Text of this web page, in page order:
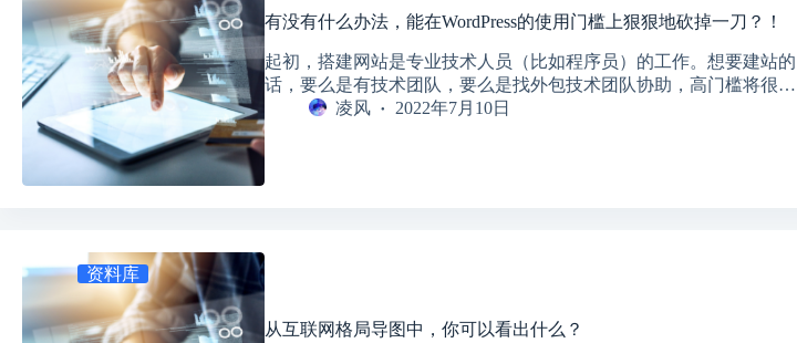
有没有什么办法，能在WordPress的使用门槛上狠狠地砍掉一刀？！
起初，搭建网站是专业技术人员（比如程序员）的工作。想要建站的
话，要么是有技术团队，要么是找外包技术团队协助，高门槛将很…
凌风
2022年7月10日
资料库
从互联网格局导图中，你可以看出什么？